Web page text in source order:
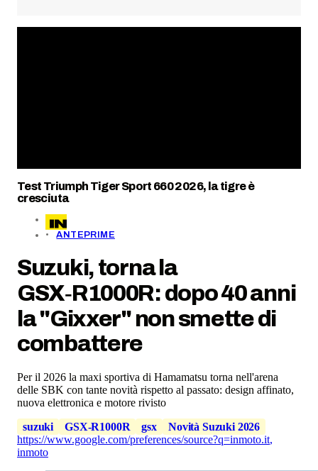
Test Triumph Tiger Sport 660 2026, la tigre è
cresciuta
ANTEPRIME
Suzuki, torna la
GSX‑R1000R: dopo 40 anni
la "Gixxer" non smette di
combattere
Per il 2026 la maxi sportiva di Hamamatsu torna nell'arena
delle SBK con tante novità rispetto al passato: design affinato,
nuova elettronica e motore rivisto
suzuki
GSX-R1000R gsx
Novità Suzuki 2026
https://www.google.com/preferences/source?q=inmoto.it,
inmoto